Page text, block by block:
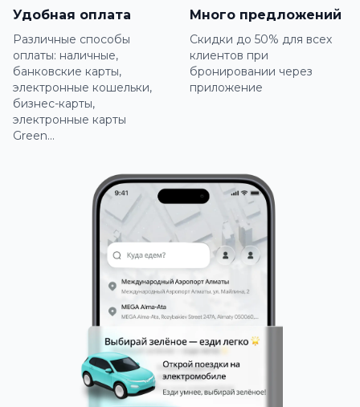
Удобная оплата
Различные способы
оплаты: наличные,
банковские карты,
электронные кошельки,
бизнес-карты,
электронные карты
Green...
Много предложений
Скидки до 50% для всех
клиентов при
бронировании через
приложение